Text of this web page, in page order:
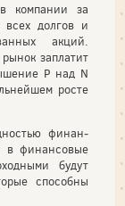
компании за
всех долгов и
акций.
заплатит
Р над N
росте
финан­
в финансовые
будут
способны